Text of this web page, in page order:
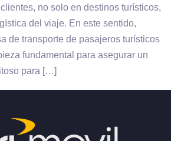
no solo en destinos turísticos,
del viaje. En este sentido,
de transporte de pasajeros turísticos
fundamental para asegurar un
para […]